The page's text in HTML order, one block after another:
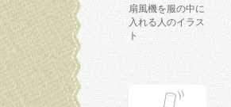
扇風機を服の中に
入れる人のイラス
ト